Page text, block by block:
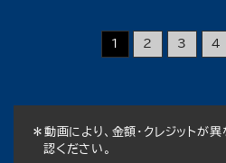
1 2 3 4
＊動画により、金額・クレジットが
認ください。